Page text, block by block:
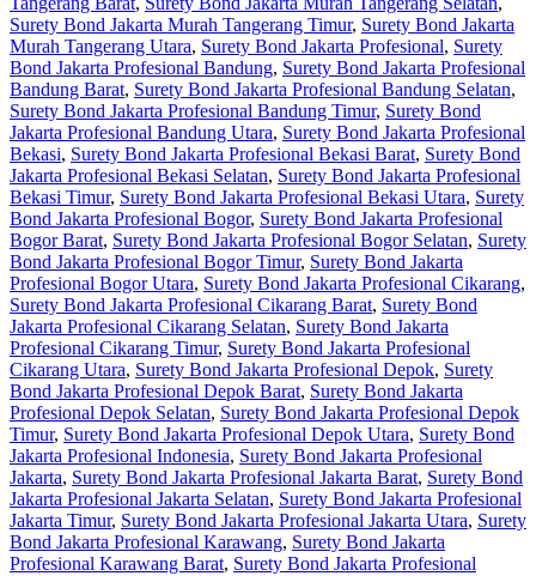
Surety Bond Jakarta Murah Tangerang Timur, Surety Bond Jakarta
Murah Tangerang Utara, Surety Bond Jakarta Profesional, Surety
Bond Jakarta Profesional Bandung, Surety Bond Jakarta Profesional
Bandung Barat, Surety Bond Jakarta Profesional Bandung Selatan,
Surety Bond Jakarta Profesional Bandung Timur, Surety Bond
Jakarta Profesional Bandung Utara, Surety Bond Jakarta Profesional
Bekasi, Surety Bond Jakarta Profesional Bekasi Barat, Surety Bond
Jakarta Profesional Bekasi Selatan, Surety Bond Jakarta Profesional
Bekasi Timur, Surety Bond Jakarta Profesional Bekasi Utara, Surety
Bond Jakarta Profesional Bogor, Surety Bond Jakarta Profesional
Bogor Barat, Surety Bond Jakarta Profesional Bogor Selatan, Surety
Bond Jakarta Profesional Bogor Timur, Surety Bond Jakarta
Profesional Bogor Utara, Surety Bond Jakarta Profesional Cikarang,
Surety Bond Jakarta Profesional Cikarang Barat, Surety Bond
Jakarta Profesional Cikarang Selatan, Surety Bond Jakarta
Profesional Cikarang Timur, Surety Bond Jakarta Profesional
Cikarang Utara, Surety Bond Jakarta Profesional Depok, Surety
Bond Jakarta Profesional Depok Barat, Surety Bond Jakarta
Profesional Depok Selatan, Surety Bond Jakarta Profesional Depok
Timur, Surety Bond Jakarta Profesional Depok Utara, Surety Bond
Jakarta Profesional Indonesia, Surety Bond Jakarta Profesional
Jakarta, Surety Bond Jakarta Profesional Jakarta Barat, Surety Bond
Jakarta Profesional Jakarta Selatan, Surety Bond Jakarta Profesional
Jakarta Timur, Surety Bond Jakarta Profesional Jakarta Utara, Surety
Bond Jakarta Profesional Karawang, Surety Bond Jakarta
Profesional Karawang Barat, Surety Bond Jakarta Profesional